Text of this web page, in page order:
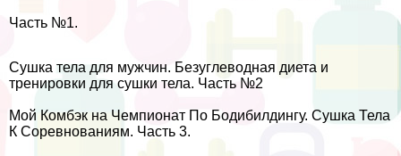
Часть №1.
Сушка тела для мужчин. Безуглеводная диета и
тренировки для сушки тела. Часть №2
Мой Комбэк на Чемпионат По Бодибилдингу. Сушка Тела
К Соревнованиям. Часть 3.